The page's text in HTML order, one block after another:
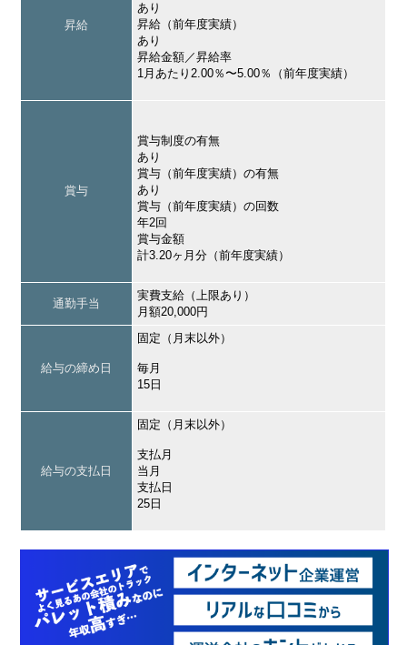
昇給
あり
昇給（前年度実績）
あり
昇給金額／昇給率
1月あたり2.00％〜5.00％（前年度実績）
賞与
賞与制度の有無
あり
賞与（前年度実績）の有無
あり
賞与（前年度実績）の回数
年2回
賞与金額
計3.20ヶ月分（前年度実績）
通勤手当
実費支給（上限あり）
月額20,000円
給与の締め日
固定（月末以外）
毎月
15日
給与の支払日
固定（月末以外）
支払月
当月
支払日
25日